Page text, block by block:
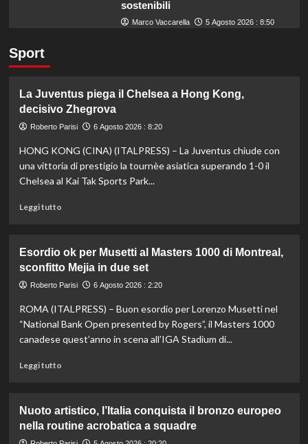
sostenibili
Marco Vaccarella 5 Agosto 2026 : 8:50
Sport
La Juventus piega il Chelsea a Hong Kong,
decisivo Zhegrova
Roberto Parisi 6 Agosto 2026 : 8:20
HONG KONG (CINA) (ITALPRESS) – La Juventus chiude con
una vittoria di prestigio la tournèe asiatica superando 1-0 il
Chelsea al Kai Tak Sports Park...
Leggi tuttoLeggi
La
Juventus
piega
Chelsea
a
Hong
Esordio ok per Musetti al Masters 1000 di Montreal,
sconfitto Mejia in due set
Roberto Parisi 6 Agosto 2026 : 2:20
ROMA (ITALPRESS) – Buon esordio per Lorenzo Musetti nel
“National Bank Open presented by Rogers”, il Masters 1000
canadese quest’anno in scena all’IGA Stadium di...
Leggi tuttoLeggi
Esordio
ok
per
Nuoto artistico, l’Italia conquista il bronzo europeo
nella routine acrobatica a squadre